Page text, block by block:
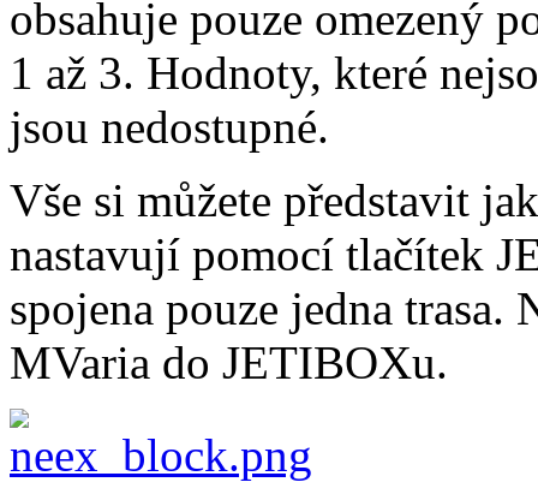
obsahuje pouze omezený
1 až 3. Hodnoty, které
jsou nedostupné.
Vše si můžete představit
nastavují pomocí tlačítek
spojena pouze jedna trasa.
MVaria do JETIBOXu.